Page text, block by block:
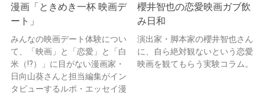
漫画「ときめき一杯 映画デ
ート」
みんなの映画デート体験につい
て、「映画」と「恋愛」と「白
米（!?）」に目がない漫画家・
日向山葵さんと担当編集がイン
タビューするルポ・エッセイ漫
櫻井智也の恋愛映画ガブ飲
み日和
演出家・脚本家の櫻井智也さん
に、自ら絶対観ないという恋愛
映画を観てもらう実験コラム。